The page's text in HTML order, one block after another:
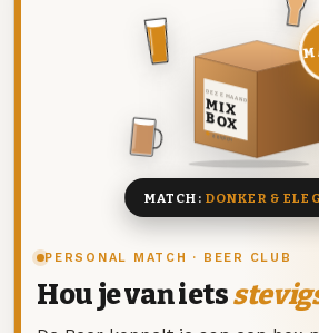
PERSONAL MATCH · BEER CLUB
Hou je van iets
DEZE MAAND
MIX
BOX
8 BIEREN
MATCH: DONKER &